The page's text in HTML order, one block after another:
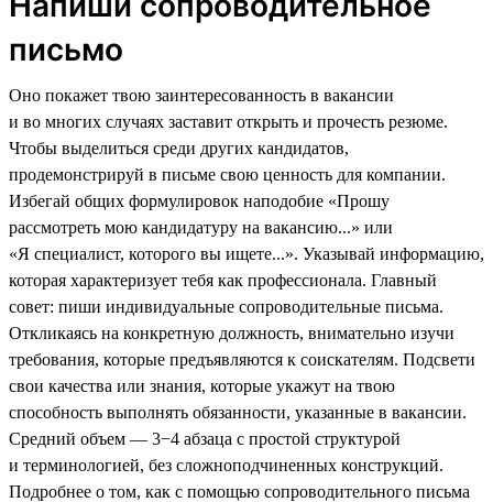
письмо
Оно покажет твою заинтересованность в вакансии
и во многих случаях заставит открыть и прочесть резюме.
Чтобы выделиться среди других кандидатов,
продемонстрируй в письме свою ценность для компании.
Избегай общих формулировок наподобие «Прошу
рассмотреть мою кандидатуру на вакансию...» или
«Я специалист, которого вы ищете...». Указывай информацию,
которая характеризует тебя как профессионала. Главный
совет: пиши индивидуальные сопроводительные письма.
Откликаясь на конкретную должность, внимательно изучи
требования, которые предъявляются к соискателям. Подсвети
свои качества или знания, которые укажут на твою
способность выполнять обязанности, указанные в вакансии.
Средний объем — 3−4 абзаца с простой структурой
и терминологией, без сложноподчиненных конструкций.
Подробнее о том, как с помощью сопроводительного письма